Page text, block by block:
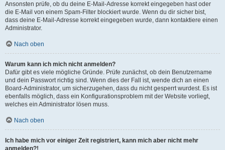
Ansonsten prüfe, ob du deine E-Mail-Adresse korrekt eingegeben hast oder
die E-Mail von einem Spam-Filter blockiert wurde. Wenn du dir sicher bist,
dass deine E-Mail-Adresse korrekt eingegeben wurde, dann kontaktiere einen
Administrator.
Nach oben
Warum kann ich mich nicht anmelden?
Dafür gibt es viele mögliche Gründe. Prüfe zunächst, ob dein Benutzername
und dein Passwort richtig sind. Wenn dies der Fall ist, wende dich an einen
Board-Administrator, um sicherzugehen, dass du nicht gesperrt wurdest. Es ist
ebenfalls möglich, dass ein Konfigurationsproblem mit der Website vorliegt,
welches ein Administrator lösen muss.
Nach oben
Ich habe mich vor einiger Zeit registriert, kann mich aber nicht mehr
anmelden?!